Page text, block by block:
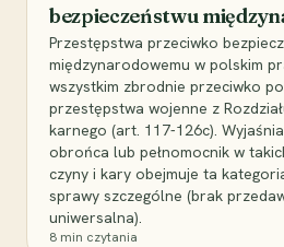
bezpieczeństwu
Przestępstwa przeciwko
międzynarodowemu w polskim
wszystkim zbrodnie przeciwko
przestępstwa wojenne z
karnego (art. 117-126c).
obrońca lub pełnomocnik w
czyny i kary obejmuje ta
sprawy szczególne (brak
uniwersalna).
8 min czytania